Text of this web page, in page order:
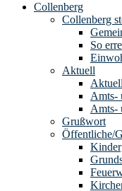
Collenberg
Collenberg
So
Aktuell
Amts-
Amts-
Grußwort
Öffentliche/